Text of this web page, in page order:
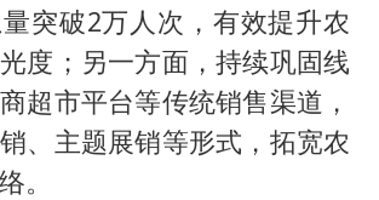
突破2万人次，有效提升农
度；另一方面，持续巩固线
超市平台等传统销售渠道，
、主题展销等形式，拓宽农
。